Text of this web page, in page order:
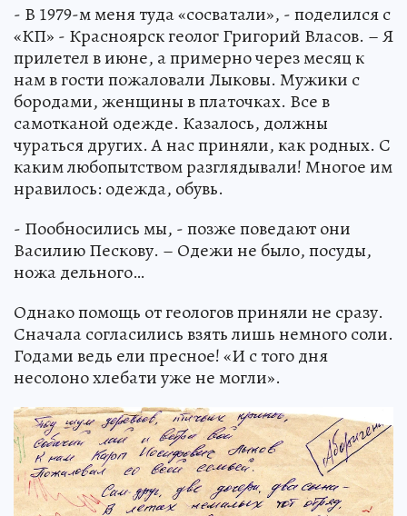
- В 1979-м меня туда «сосватали», - поделился с
«КП» - Красноярск геолог Григорий Власов. – Я
прилетел в июне, а примерно через месяц к
нам в гости пожаловали Лыковы. Мужики с
бородами, женщины в платочках. Все в
самотканой одежде. Казалось, должны
чураться других. А нас приняли, как родных. С
каким любопытством разглядывали! Многое им
нравилось: одежда, обувь.
- Пообносились мы, - позже поведают они
Василию Пескову. – Одежи не было, посуды,
ножа дельного…
Однако помощь от геологов приняли не сразу.
Сначала согласились взять лишь немного соли.
Годами ведь ели пресное! «И с того дня
несолоно хлебати уже не могли».